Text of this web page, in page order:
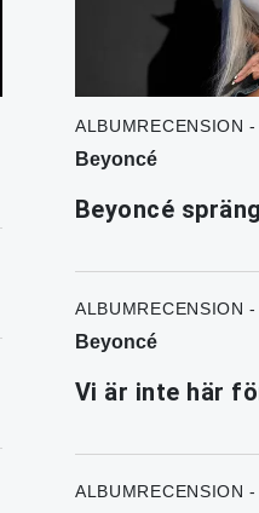
ALBUMRECENSION
Beyoncé
Beyoncé
ALBUMRECENSION
Beyoncé
Vi är inte här
ALBUMRECENSION